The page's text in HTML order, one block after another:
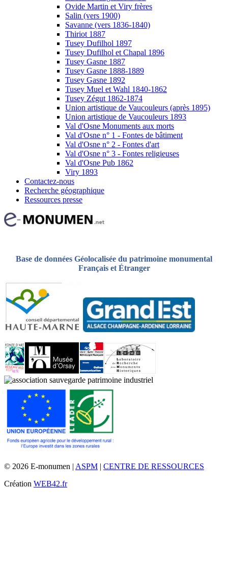
Ovide Martin et Viry frères
Salin (vers 1900)
Savanne (vers 1836-1840)
Thiriot 1887
Tusey Dufilhol 1897
Tusey Dufilhol et Chapal 1896
Tusey Gasne 1887
Tusey Gasne 1888-1889
Tusey Gasne 1892
Tusey Muel et Wahl 1840-1862
Tusey Zégut 1862-1874
Union artistique de Vaucouleurs (après 1895)
Union artistique de Vaucouleurs 1893
Val d'Osne Monuments aux morts
Val d'Osne n° 1 - Fontes de bâtiment
Val d'Osne n° 2 - Fontes d'art
Val d'Osne n° 3 - Fontes religieuses
Val d'Osne Pub 1862
Viry 1893
Contactez-nous
Recherche géographique
Ressources presse
Base de données Géolocalisée du patrimoine monumental
Français et Étranger
© 2026 E-monumen | ASPM | CENTRE DE RESSOURCES
Création WEB42.fr